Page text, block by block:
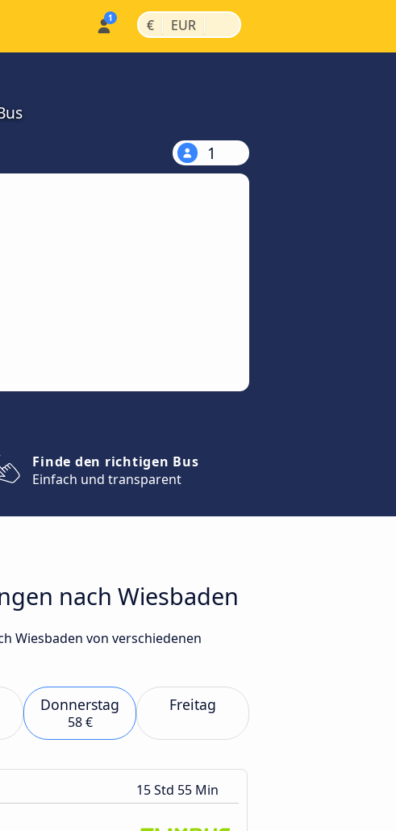
€ | EUR |
1
Finde den richtigen Bus
Einfach und transparent
nach Wiesbaden
Wiesbaden von verschiedenen
Donnerstag
58 €
Freitag
15 Std 55 Min